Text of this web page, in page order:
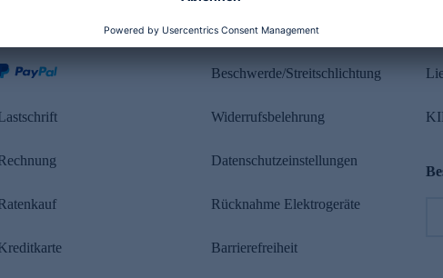
Rechtliches
Beschwerde/Streitschlichtung
Widerrufsbelehrung
Datenschutzeinstellungen
Rücknahme Elektrogeräte
Barrierefreiheit